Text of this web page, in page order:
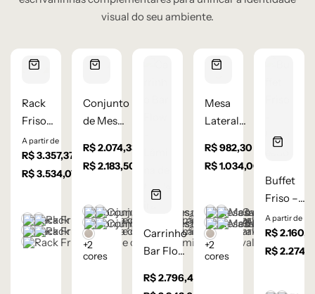
visual do seu ambiente.
Rack
Friso
porta de
correr –
Lâmina
Natural
A partir de
R$3.357,37
à vista
R$3.534,07 em até
sem juros
Castanho
Champanhe
Cinza Grafite Metalizado
Ébano
Natural
Conjunto
de Mesas
Centro
Oval c/
Indiana
R$2.074,33
R$2.183,50
sem juros
Castanho
Champanhe
Cinza Grafite Metalizado
Ébano
Lâmina Frapê
+2
cores
Carrinho
Bar Flow
Lâmina
R$2.796,42
Mesa
Lateral
Redonda
–
de
Carvalho
Natural
R$982,30
à vista
R$1.034,00
10x de
R$103,40
sem juros
Castanho
Champanhe
Cinza Grafite
Ébano
Lâmina Frapê
+2
cores
Buffet
Friso –
Laqueado
A partir de
R$
R$